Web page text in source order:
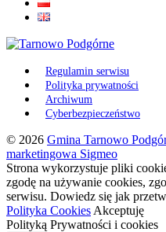
Regulamin serwisu
Polityka prywatności
Archiwum
Cyberbezpieczeństwo
© 2026 Gmina Tarnowo
marketingowa Sigmeo
Strona wykorzystuje pliki
zgodę na używanie cookies,
serwisu. Dowiedz się jak
Polityka Cookies Akceptuję
Polityką Prywatności i cookies